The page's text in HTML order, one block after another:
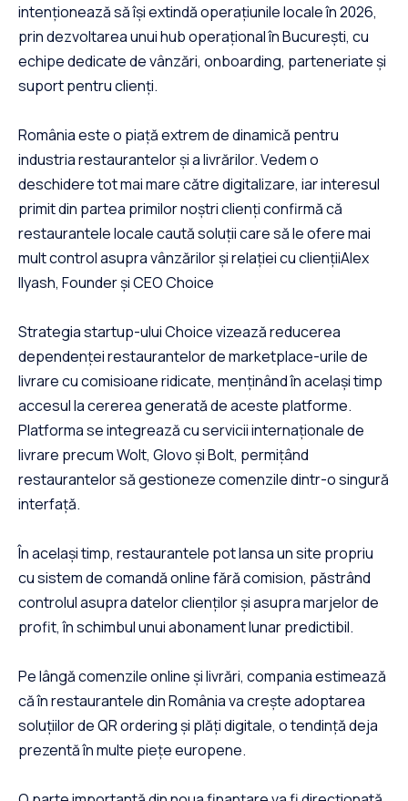
intenționează să își extindă operațiunile locale în 2026,
prin dezvoltarea unui hub operațional în București, cu
echipe dedicate de vânzări, onboarding, parteneriate și
suport pentru clienți.
România este o piață extrem de dinamică pentru
industria restaurantelor și a livrărilor. Vedem o
deschidere tot mai mare către digitalizare, iar interesul
primit din partea primilor noștri clienți confirmă că
restaurantele locale caută soluții care să le ofere mai
mult control asupra vânzărilor și relației cu cliențiiAlex
Ilyash, Founder și CEO Choice
Strategia startup-ului Choice vizează reducerea
dependenței restaurantelor de marketplace-urile de
livrare cu comisioane ridicate, menținând în același timp
accesul la cererea generată de aceste platforme.
Platforma se integrează cu servicii internaționale de
livrare precum Wolt, Glovo și Bolt, permițând
restaurantelor să gestioneze comenzile dintr-o singură
interfață.
În același timp, restaurantele pot lansa un site propriu
cu sistem de comandă online fără comision, păstrând
controlul asupra datelor clienților și asupra marjelor de
profit, în schimbul unui abonament lunar predictibil.
Pe lângă comenzile online și livrări, compania estimează
că în restaurantele din România va crește adoptarea
soluțiilor de QR ordering și plăți digitale, o tendință deja
prezentă în multe piețe europene.